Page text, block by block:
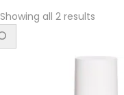
Showing all 2 results